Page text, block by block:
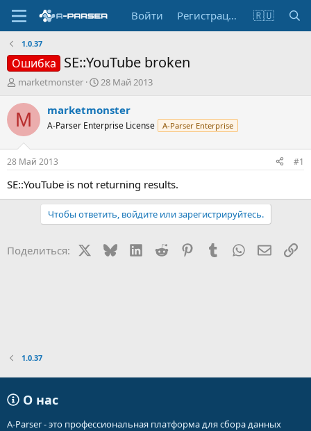
Войти Регистрация 🇷🇺
1.0.37
Ошибка SE::YouTube broken
А
т
о
т
е
м
ы
marketmonster
Д
т
н
а
л
28 Май 2013
M marketmonster
A-Parser Enterprise License A-Parser Enterprise
28 Май 2013 #1
SE::YouTube is not returning results.
Чтобы ответить, войдите или зарегистрируйтесь.
Поделиться: BlueskyLinkedIn
Reddit PinterestTumblr WhatsApp
1.0.37
О нас
A-Parser - это профессиональная платформа для сбора данных